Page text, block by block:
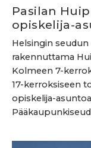
Pasilan
opiskelija-
Helsingin
rakennuttama
Kolmeen 7-
17-kerroksiseen
opiskelija-